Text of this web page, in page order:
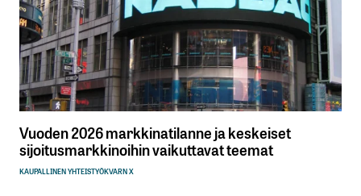
Vuoden 2026 markkinatilanne ja keskeiset
sijoitusmarkkinoihin vaikuttavat teemat
KAUPALLINEN YHTEISTYÖKVARN X